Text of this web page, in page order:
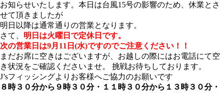
お知らせいたします。本日は台風15号の影響のため、休業とさ
せて頂きましたが
明日以降は通常通りの営業となります。
さて、 明日は火曜日で定休日です。
次の営業日は9月11日(水)ですのでご注意ください！！
まだお席に空きはございますが、お越しの際にはお電話にて空
き状況をご確認くださいませ。 挑戦お待ちしております。
J’sフィッシングよりお客様へご協力のお願いです
８時３０分から９時３０分・１１時３０分から１３ 時３０分・